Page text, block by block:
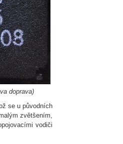
doprava)
se u původních
zvětšením,
vodiči